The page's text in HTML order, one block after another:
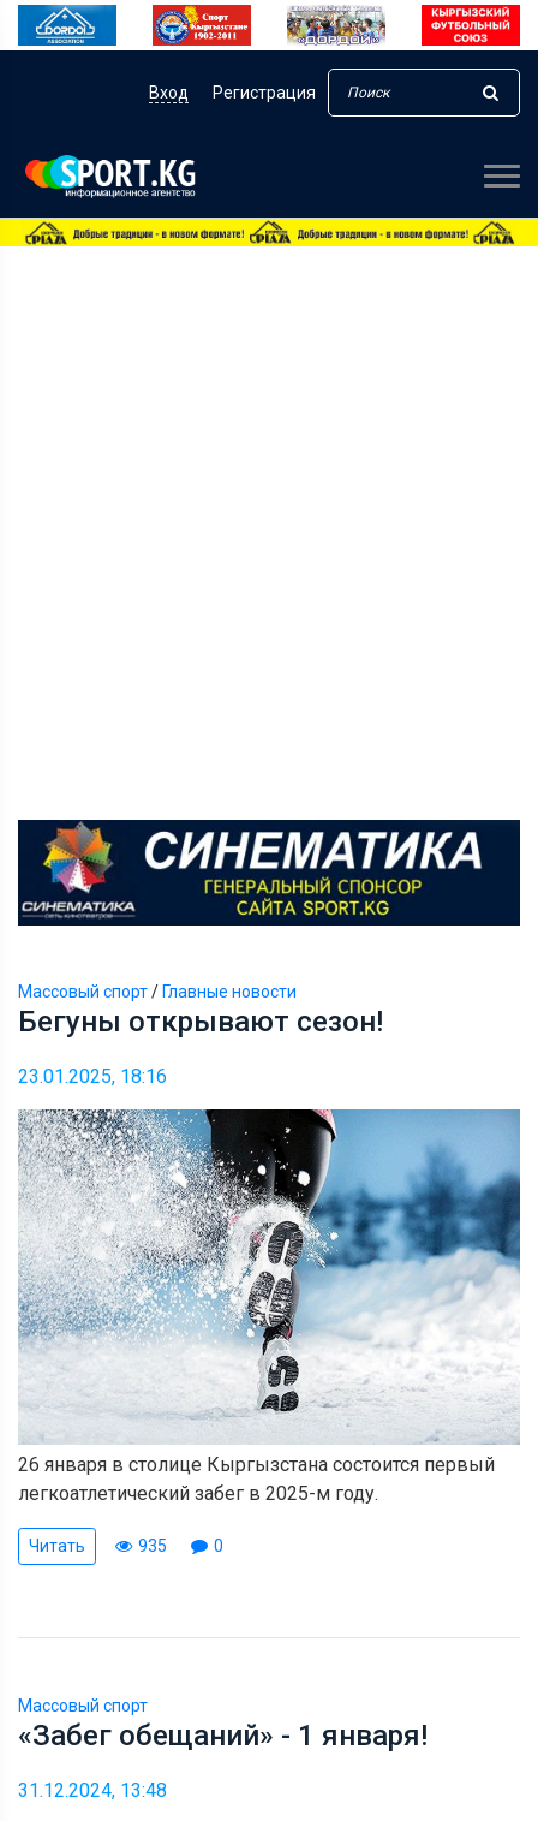
Вход Регистрация
Массовый спорт/ Главные новости
Бегуны открывают сезон!
23.01.2025, 18:16
26 января в столице Кыргызстана состоится первый
легкоатлетический забег в 2025-м году.
Читать 935 0
Массовый спорт
«Забег обещаний» - 1 января!
31.12.2024, 13:48